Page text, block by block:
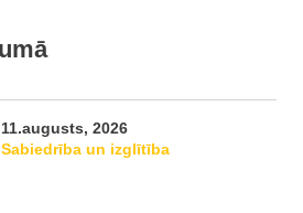
11.augusts, 2026
Sabiedrība un izglītība